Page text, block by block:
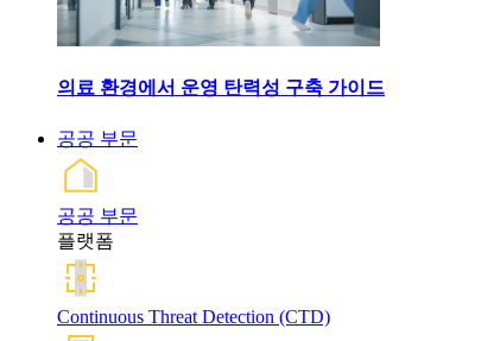
의료 환경에서 운영 탄력성 구축 가이드
공공 부문
공공 부문
플랫폼
Continuous Threat Detection (CTD)